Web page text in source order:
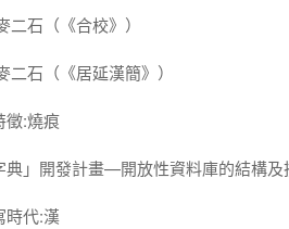
二石（《合校》）
二石（《居延漢簡》）
徵:燒痕
典」開發計畫—開放性資料庫的結構及
時代:漢